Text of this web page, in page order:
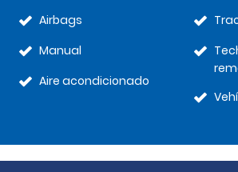
Airbags
Manual
Aire acondicionado